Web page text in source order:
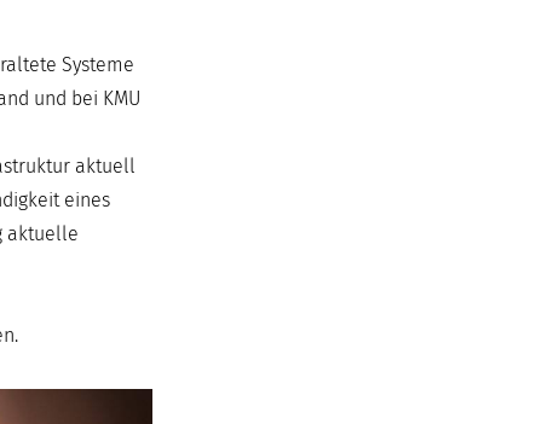
Systeme
und bei KMU
aktuell
eines
aktuelle